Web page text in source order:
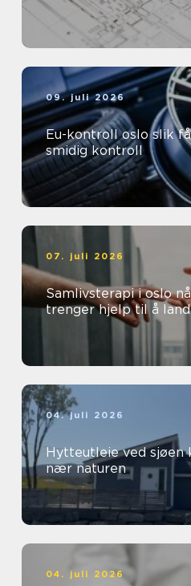
09. juli 2026
Eu-kontroll oslo slik får du en trygg og
smidig kontroll
07. juli 2026
Samlivsterapi i oslo når forholdet
trenger hjelp til å
04. juli 2026
Hytteutleie ved sjøen komfortabel ferie
nær naturen
04. juli 2026